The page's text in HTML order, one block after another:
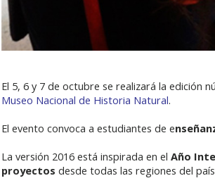
El 5, 6 y 7 de octubre se realizará la edición
Museo Nacional de Historia Natural.
El evento convoca a estudiantes de e
La versión 2016 está inspirada en el Año
proyectos desde todas las regiones del